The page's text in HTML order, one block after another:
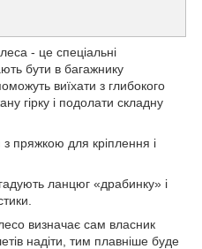
- це спеціальні
бути в багажнику
виїхати з глибокого
гірку і подолати складну
пряжкою для кріплення і
ланцюг «драбинку» і
визначає сам власник
надіти, тим плавніше буде